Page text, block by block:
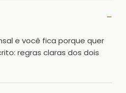
e você fica porque quer
regras claras dos dois